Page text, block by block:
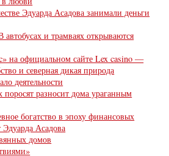
Эдуарда Асадова занимали деньги
и трамваях открываются
на официальном сайте Lex casino —
и северная дикая природа
деятельности
разносит дома ураганным
богатство в эпоху финансовых
Асадова
домов